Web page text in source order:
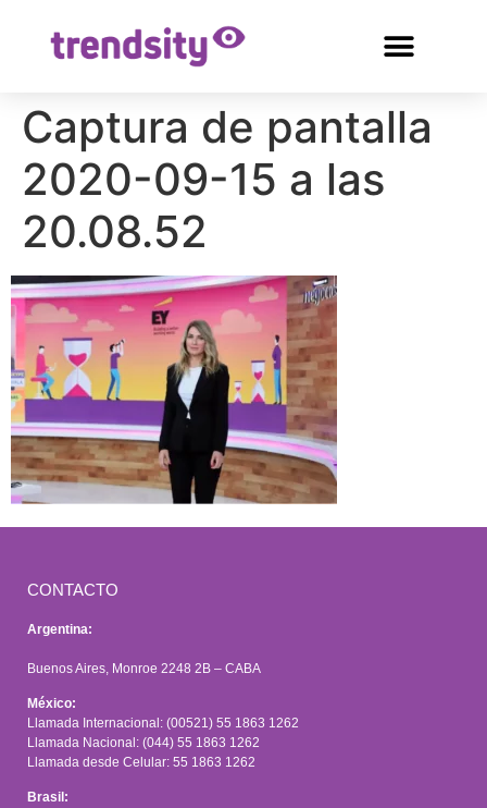
Captura de pantalla
2020-09-15 a las
20.08.52
CONTACTO
Argentina:
Buenos Aires, Monroe 2248 2B – CABA
México:
Llamada Internacional: (00521) 55 1863 1262
Llamada Nacional: (044) 55 1863 1262
Llamada desde Celular: 55 1863 1262
Brasil: